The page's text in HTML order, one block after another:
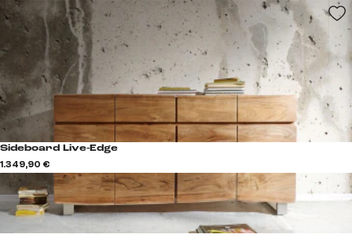
Sideboard Live-Edge
1.349,90 €